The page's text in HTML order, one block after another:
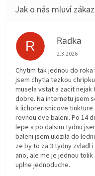
R Radka
Hodnocení
2.3.2026
Chytim tak jednou do
jsem chytla tezkou
musela vstat a zacit
dobre. Na internetu jsem
k lichorerisnicove tinkture
rovnou dve baleni. Po 14
lepe a po dalsim tydnu
baleni jsem ulozila do
ze by to za 3 tydny zvladl
ano, ale me je jednou
uplne jednoduche.